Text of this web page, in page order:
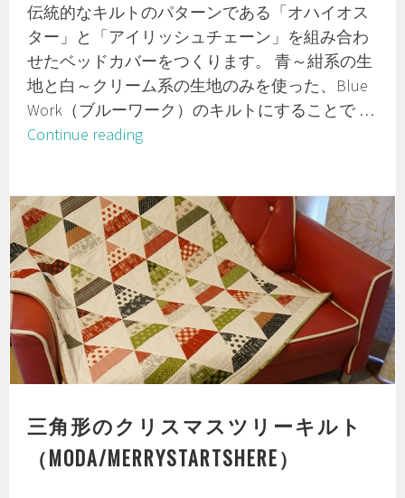
ラ
ー
キ
ル
ト
り
(moda/Hustle&Bustle)
伝統的なキルトのパターンである「オハイオス
ター」と「アイリッシュチェーン」を組み合わ
せたベッドカバーをつくります。 青～紺系の生
地と白～クリーム系の生地のみを使った、Blue
Work（ブルーワーク）のキルトにすることで …
Continue readingオ
オ
ス
タ
ー
の
Blue
Work
キ
ト
三角形のクリスマスツリーキルト
（MODA/MERRYSTARTSHERE）